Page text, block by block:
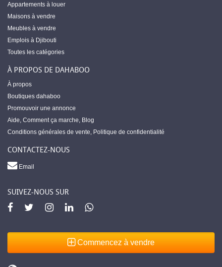
Appartements à louer
Maisons à vendre
Meubles à vendre
Emplois à Djibouti
Toutes les catégories
À PROPOS DE DAHABOO
À propos
Boutiques dahaboo
Promouvoir une annonce
Aide, Comment ça marche, Blog
Conditions générales de vente, Politique de confidentialité
CONTACTEZ-NOUS
Email
SUIVEZ-NOUS SUR
Commencez à vendre